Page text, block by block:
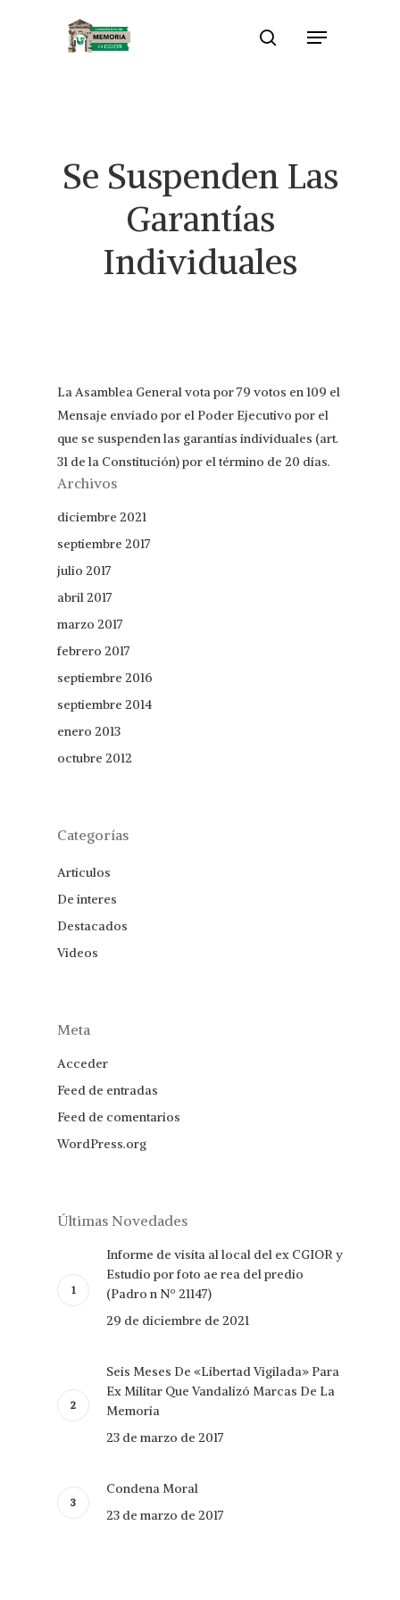
search
Menu
Se Suspenden Las
Garantías
Individuales
La Asamblea General vota por 79 votos en 109 el
Mensaje enviado por el Poder Ejecutivo por el
que se suspenden las garantías individuales (art.
31 de la Constitución) por el término de 20 días.
Archivos
diciembre 2021
septiembre 2017
julio 2017
abril 2017
marzo 2017
febrero 2017
septiembre 2016
septiembre 2014
enero 2013
octubre 2012
Categorías
Articulos
De interes
Destacados
Videos
Meta
Acceder
Feed de entradas
Feed de comentarios
WordPress.org
Últimas Novedades
Informe de visita al local del ex CGIOR y
Estudio por foto ae rea del predio
(Padro n Nº 21147)
29 de diciembre de 2021
Seis Meses De «Libertad Vigilada» Para
Ex Militar Que Vandalizó Marcas De La
Memoria
23 de marzo de 2017
Condena Moral
23 de marzo de 2017